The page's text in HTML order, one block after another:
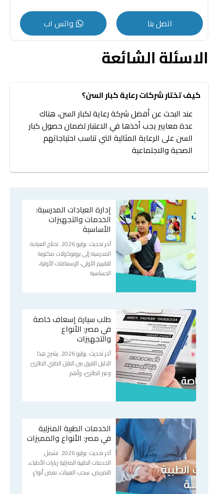
اتصل بنا واتس اب
الاسئلة الشائعة
كيف تختار شركات رعاية كبار السن؟
عند البحث عن أفضل شركة رعاية لكبار السن، هناك
عدة معايير يجب أخذها في الاعتبار لضمان حصول كبار
السن على الرعاية المثالية التي تناسب احتياجاتهم
الصحية والاجتماعية
إدارة العيادات المدرسية:
الخدمات والتجهيزات
الأساسية
آخر تحديث: يوليو 2026. تحتاج العيادة
المدرسية إلى بروتوكولات مكتوبة
للتقييم الأولي، الإسعافات الأولية،
الحساسية
طلب سيارة إسعاف خاصة
في مصر: الأنواع
والتجهيزات
آخر تحديث: يوليو 2026. يشرح هذا
الدليل الفرق بين النقل الطبي الطارئ
وغير الطارئ، وأهم
الخدمات الطبية المنزلية
في مصر: الأنواع والمميزات
آخر تحديث: يوليو 2026. تشمل
الخدمات الطبية المنزلية زيارات الأطباء،
التمريض، سحب العينات، بعض أنواع